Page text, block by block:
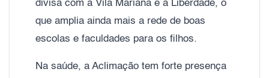
divisa com a Vila Mariana e a Liberdade, o
que amplia ainda mais a rede de boas
escolas e faculdades para os filhos.
Na saúde, a Aclimação tem forte presença